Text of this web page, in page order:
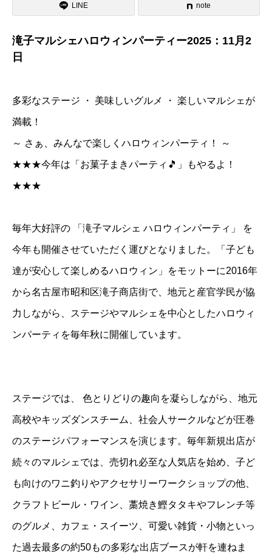
LINE note
滝子マルシェハロウィンパーティー2025：11月2
日
多彩なステージ ・ 美味しいグルメ ・ 楽しいマルシェが
満載！
～ さぁ、みんなで楽しくハロウィンパーティ！ ～
★★★今年は「お菓子まきパーティ🎵」もやるよ！
★★★
毎年大好評の 「滝子マルシェ ハロウィンパーティ」 を
今年も開催させていただく運びとなりました。「子ども
達が安心して楽しめるハロウィン」をモットーに2016年
から名古屋市昭和区滝子商店街で、地元と産官学民が協
力しながら、ステージやマルシェを中心としたハロウィ
ンパーティを毎年秋に開催しています。
ステージでは、 色とりどりの趣向を凝らしながら、地元
高校やキッズダンスチーム、社会人サークルなどが圧巻
のステージパフォーマンスを演じます。毎年新規出店が
続々のマルシェでは、売切れ必至な人気店を始め、子ど
も向けのワニ釣りやアクセサリーワークショップの他、
クラフトビール・ワイン、藁焼き鰹タタキやフレンチ等
のグルメ、カフェ・スイーツ、可愛い雑貨・小物といっ
た過去最多の約50もの多彩な出店ブースが軒を連ねま